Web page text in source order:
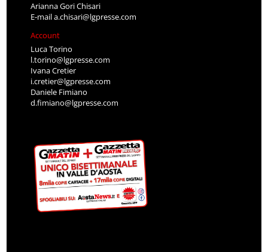
Arianna Gori Chisari
E-maila.chisari@lgpresse.com
Account
Luca Torino
l.torino@lgpresse.com
Ivana Cretier
i.cretier@lgpresse.com
Daniele Fimiano
d.fimiano@lgpresse.com